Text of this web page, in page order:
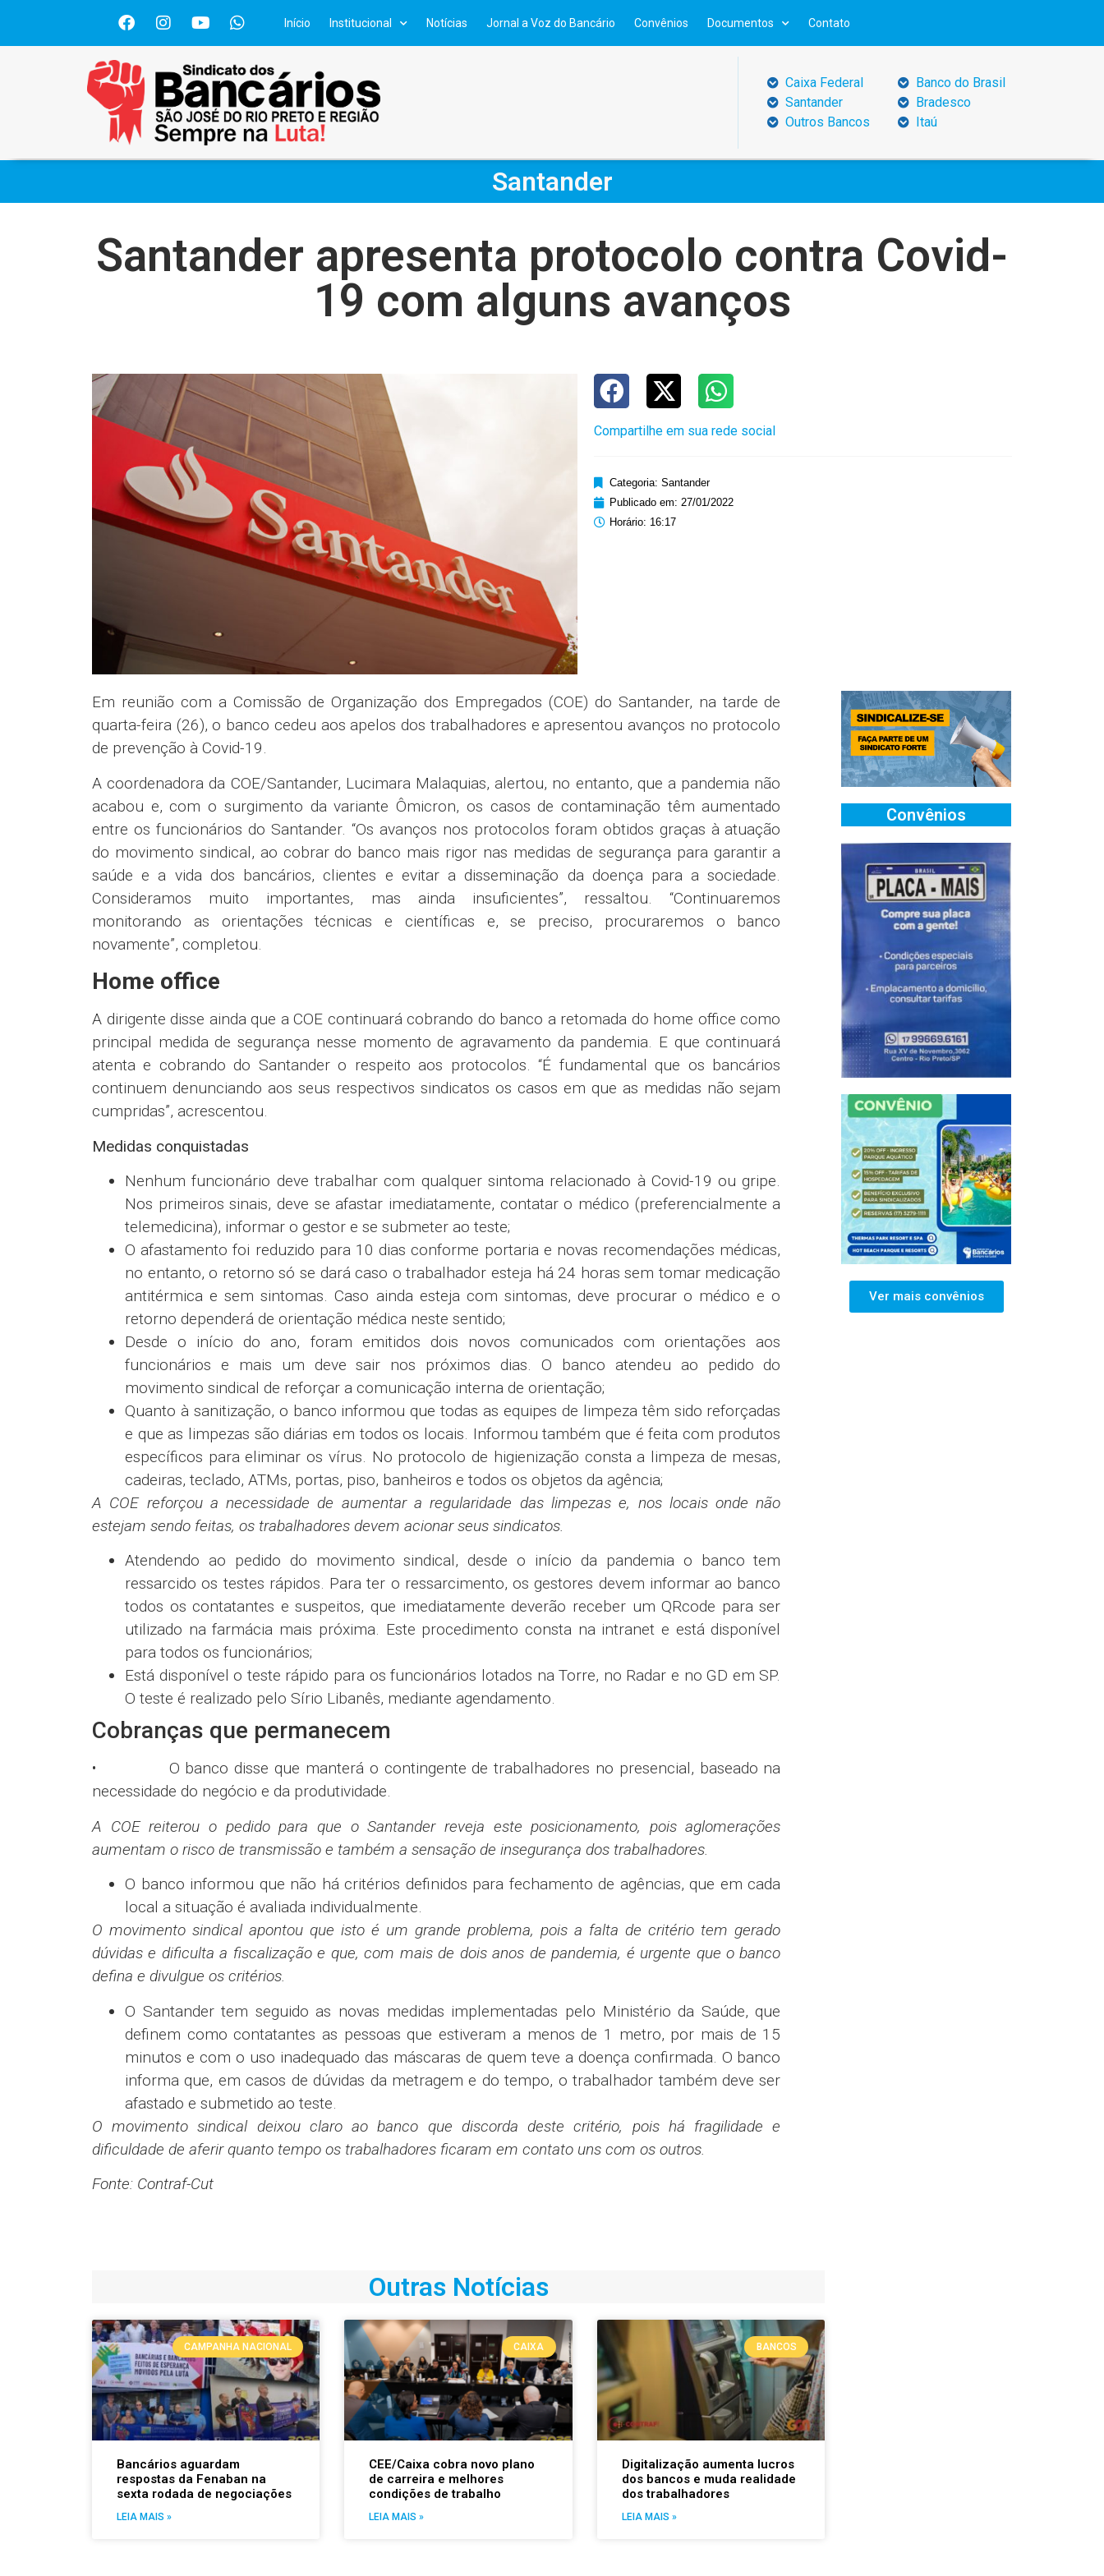
Início Institucional Notícias Jornal a Voz do Bancário Convênios Documentos Contato
Caixa Federal
Santander
Outros Bancos
Banco do Brasil
Bradesco
Itaú
Santander
Santander apresenta protocolo contra Covid-
19 com alguns avanços
Compartilhe em sua rede social
Categoria: Santander
Publicado em: 27/01/2022
Horário: 16:17
Em reunião com a Comissão de Organização dos Empregados (COE) do Santander, na tarde de
quarta-feira (26), o banco cedeu aos apelos dos trabalhadores e apresentou avanços no protocolo
de prevenção à Covid-19.
A coordenadora da COE/Santander, Lucimara Malaquias, alertou, no entanto, que a pandemia não
acabou e, com o surgimento da variante Ômicron, os casos de contaminação têm aumentado
entre os funcionários do Santander. “Os avanços nos protocolos foram obtidos graças à atuação
do movimento sindical, ao cobrar do banco mais rigor nas medidas de segurança para garantir a
saúde e a vida dos bancários, clientes e evitar a disseminação da doença para a sociedade.
Consideramos muito importantes, mas ainda insuficientes”, ressaltou. “Continuaremos
monitorando as orientações técnicas e científicas e, se preciso, procuraremos o banco
novamente”, completou.
Home office
A dirigente disse ainda que a COE continuará cobrando do banco a retomada do home office como
principal medida de segurança nesse momento de agravamento da pandemia. E que continuará
atenta e cobrando do Santander o respeito aos protocolos. “É fundamental que os bancários
continuem denunciando aos seus respectivos sindicatos os casos em que as medidas não sejam
cumpridas”, acrescentou.
Medidas conquistadas
Nenhum funcionário deve trabalhar com qualquer sintoma relacionado à Covid-19 ou gripe.
Nos primeiros sinais, deve se afastar imediatamente, contatar o médico (preferencialmente a
telemedicina), informar o gestor e se submeter ao teste;
O afastamento foi reduzido para 10 dias conforme portaria e novas recomendações médicas,
no entanto, o retorno só se dará caso o trabalhador esteja há 24 horas sem tomar medicação
antitérmica e sem sintomas. Caso ainda esteja com sintomas, deve procurar o médico e o
retorno dependerá de orientação médica neste sentido;
Desde o início do ano, foram emitidos dois novos comunicados com orientações aos
funcionários e mais um deve sair nos próximos dias. O banco atendeu ao pedido do
movimento sindical de reforçar a comunicação interna de orientação;
Quanto à sanitização, o banco informou que todas as equipes de limpeza têm sido reforçadas
e que as limpezas são diárias em todos os locais. Informou também que é feita com produtos
específicos para eliminar os vírus. No protocolo de higienização consta a limpeza de mesas,
cadeiras, teclado, ATMs, portas, piso, banheiros e todos os objetos da agência;
A COE reforçou a necessidade de aumentar a regularidade das limpezas e, nos locais onde não
estejam sendo feitas, os trabalhadores devem acionar seus sindicatos.
Atendendo ao pedido do movimento sindical, desde o início da pandemia o banco tem
ressarcido os testes rápidos. Para ter o ressarcimento, os gestores devem informar ao banco
todos os contatantes e suspeitos, que imediatamente deverão receber um QRcode para ser
utilizado na farmácia mais próxima. Este procedimento consta na intranet e está disponível
para todos os funcionários;
Está disponível o teste rápido para os funcionários lotados na Torre, no Radar e no GD em SP.
O teste é realizado pelo Sírio Libanês, mediante agendamento.
Cobranças que permanecem
• O banco disse que manterá o contingente de trabalhadores no presencial, baseado na
necessidade do negócio e da produtividade.
A COE reiterou o pedido para que o Santander reveja este posicionamento, pois aglomerações
aumentam o risco de transmissão e também a sensação de insegurança dos trabalhadores.
O banco informou que não há critérios definidos para fechamento de agências, que em cada
local a situação é avaliada individualmente.
O movimento sindical apontou que isto é um grande problema, pois a falta de critério tem gerado
dúvidas e dificulta a fiscalização e que, com mais de dois anos de pandemia, é urgente que o banco
defina e divulgue os critérios.
O Santander tem seguido as novas medidas implementadas pelo Ministério da Saúde, que
definem como contatantes as pessoas que estiveram a menos de 1 metro, por mais de 15
minutos e com o uso inadequado das máscaras de quem teve a doença confirmada. O banco
informa que, em casos de dúvidas da metragem e do tempo, o trabalhador também deve ser
afastado e submetido ao teste.
O movimento sindical deixou claro ao banco que discorda deste critério, pois há fragilidade e
dificuldade de aferir quanto tempo os trabalhadores ficaram em contato uns com os outros.
Fonte: Contraf-Cut
Outras Notícias
CAMPANHA NACIONAL
Bancários aguardam
respostas da Fenaban na
sexta rodada de negociações
LEIA MAIS »
CAIXA
CEE/Caixa cobra novo plano
de carreira e melhores
condições de trabalho
LEIA MAIS »
BANCOS
Digitalização aumenta lucros
dos bancos e muda realidade
dos trabalhadores
LEIA MAIS »
Convênios
Ver mais convênios